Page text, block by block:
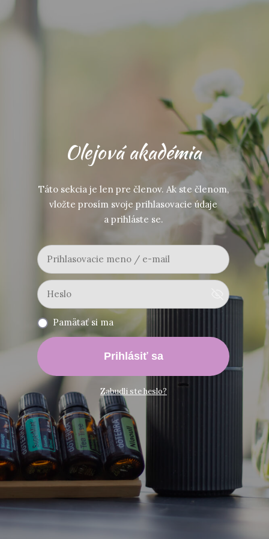
Olejová akadémia
Táto sekcia je len pre členov. Ak ste členom,
vložte prosím svoje prihlasovacie údaje
a prihláste se.
Pamätať si ma
Prihlásiť sa
Zabudli ste heslo?